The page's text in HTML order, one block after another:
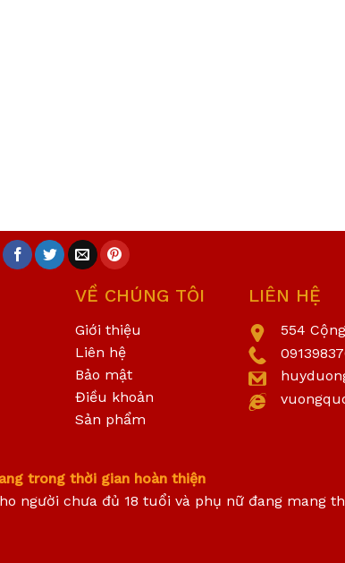
VỀ CHÚNG TÔI
Giới thiệu
Liên hệ
Bảo mật
Điều khoản
Sản phẩm
LIÊN HỆ
554
trong thời gian hoàn thiện
người chưa đủ 18 tuổi và phụ nữ đang mang